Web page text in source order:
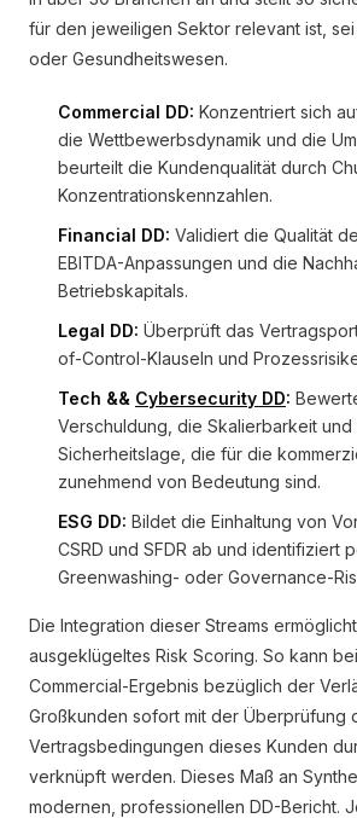
für den jeweiligen Sektor relevant ist, sei
oder Gesundheitswesen.
Commercial DD: Konzentriert sich
die Wettbewerbsdynamik und die
beurteilt die Kundenqualität durch
Konzentrationskennzahlen.
Financial DD: Validiert die Qualität
EBITDA-Anpassungen und die
Betriebskapitals.
Legal DD: Überprüft das
of-Control-Klauseln und
Tech && Cybersecurity DD:
Verschuldung, die Skalierbarkeit und
Sicherheitslage, die für die
zunehmend von Bedeutung sind.
ESG DD: Bildet die Einhaltung von
CSRD und SFDR ab und identifiziert
Greenwashing- oder Governance-
Die Integration dieser Streams
ausgeklügeltes Risk Scoring. So kann
Commercial-Ergebnis bezüglich der
Großkunden sofort mit der Überprüfung
Vertragsbedingungen dieses Kunden
verknüpft werden. Dieses Maß an
modernen, professionellen DD-Bericht.